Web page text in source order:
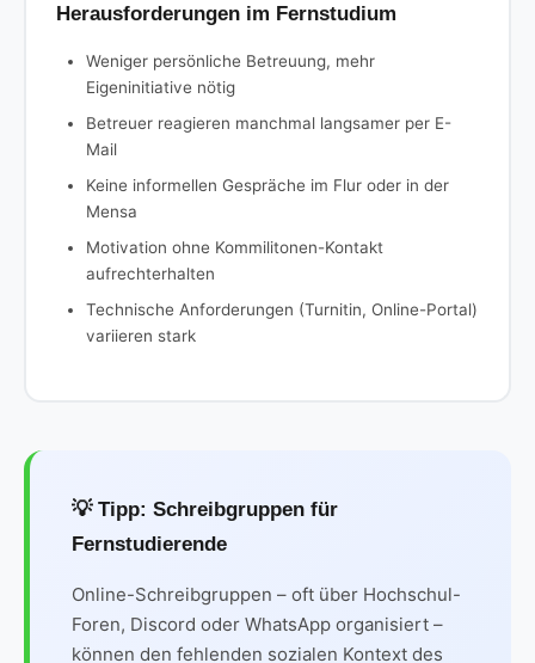
Herausforderungen im Fernstudium
Weniger persönliche Betreuung, mehr
Eigeninitiative nötig
Betreuer reagieren manchmal langsamer per E-
Mail
Keine informellen Gespräche im Flur oder in der
Mensa
Motivation ohne Kommilitonen-Kontakt
aufrechterhalten
Technische Anforderungen (Turnitin, Online-Portal)
variieren stark
💡 Tipp: Schreibgruppen für
Fernstudierende
Online-Schreibgruppen – oft über Hochschul-
Foren, Discord oder WhatsApp organisiert –
können den fehlenden sozialen Kontext des